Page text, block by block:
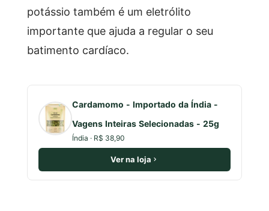
potássio também é um eletrólito
importante que ajuda a regular o seu
batimento cardíaco.
Cardamomo - Importado da Índia -
Vagens Inteiras Selecionadas - 25g
Índia · R$ 38,90
Ver na loja